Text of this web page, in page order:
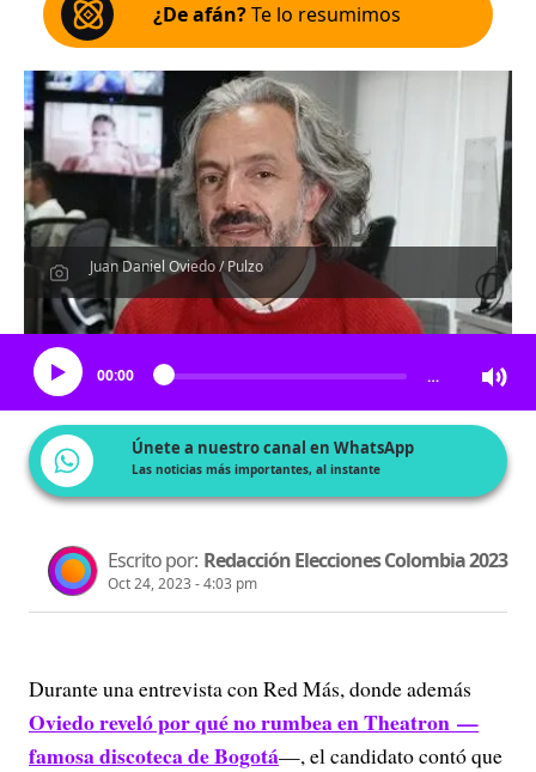
¿De afán?Te lo resumimos
Juan Daniel Oviedo / Pulzo
Escucha el artículo
00:00 …
Únete a nuestro canal en WhatsApp
Las noticias más importantes, al instante
Escrito por: Redacción Elecciones Colombia 2023
Oct 24, 2023 - 4:03 pm
Durante una entrevista con Red Más, donde además
Oviedo reveló por qué no rumbea en Theatron —
famosa discoteca de Bogotá—, el candidato contó que